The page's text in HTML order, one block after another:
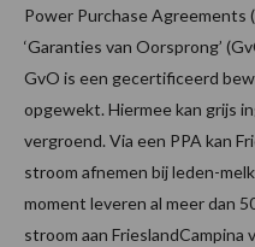
Power Purchase Agreements
‘Garanties van Oorsprong’
GvO is een gecertificeerd
opgewekt. Hiermee kan grijs
vergroend. Via een PPA kan
stroom afnemen bij leden-
moment leveren al meer dan
stroom aan FrieslandCampina